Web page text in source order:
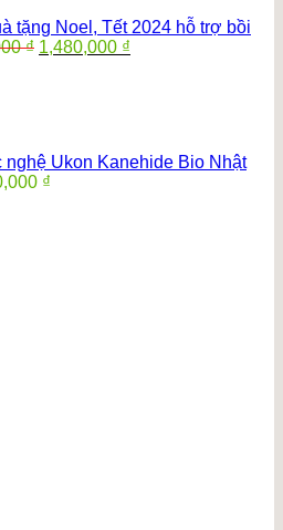
tặng Noel, Tết 2024 hỗ trợ bồi
₫ Giá
1,480,000 ₫
nghệ Ukon Kanehide Bio Nhật
₫